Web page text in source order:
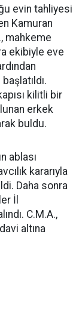
evin tahliyesi
Kamuran
mahkeme
ekibiyle eve
kilitli bir
erkek
buldu.
ablası
kararıyla
Daha sonra
İl
C.M.A.,
altına